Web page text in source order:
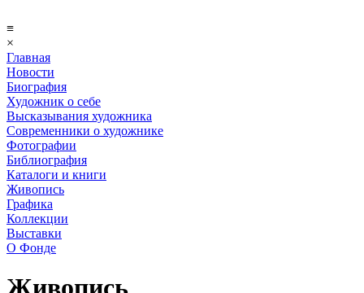
≡
×
Главная
Новости
Биография
Художник о себе
Выcказывания художника
Современники о художнике
Фотографии
Библиография
Каталоги и книги
Живопись
Графика
Коллекции
Выставки
О Фонде